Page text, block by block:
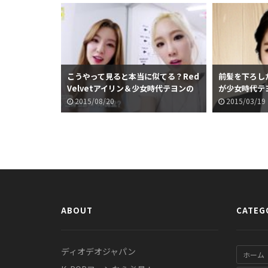
こうやって見ると本当に似てる？Red
Velvetアイリン＆少女時代テヨンの
ツーショットが話題に
2015/08/20
前髪を下ろ
が少女時代テ
2015/03/19
ABOUT
ディオデオジャパン
ホーム